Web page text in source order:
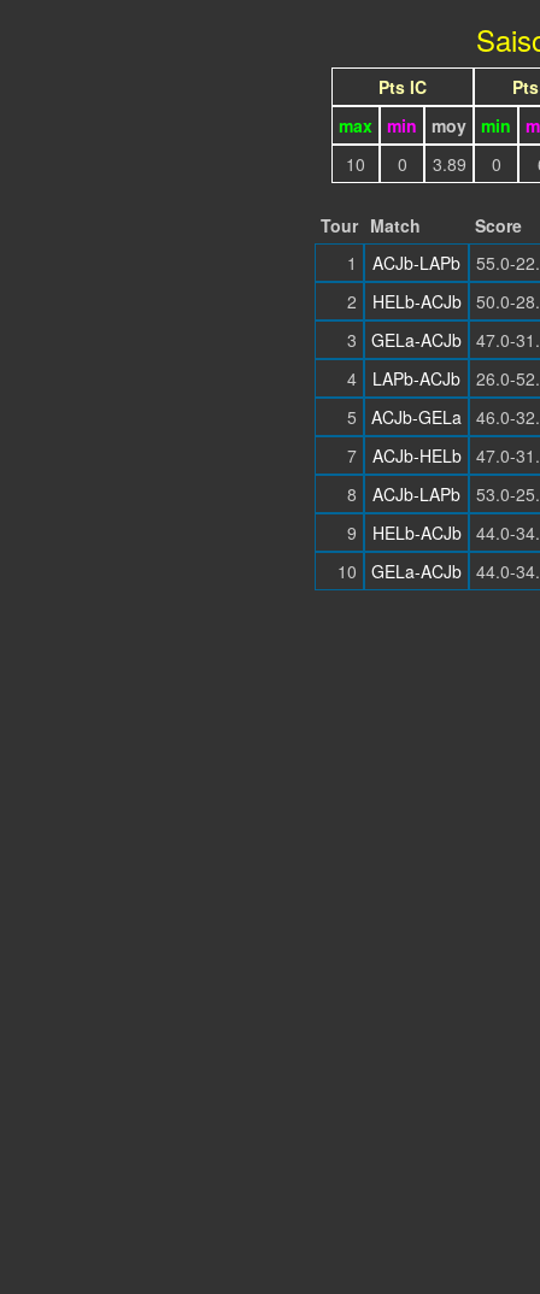
Pts IC
max min moy min
10
0 3.89 0
Tour Match
Score
1
ACJb-LAPb
55.0-
2
HELb-ACJb
50.0-
3
GELa-ACJb 47.0-
4
LAPb-ACJb
26.0-
5
ACJb-GELa 46.0-
7
ACJb-HELb
47.0-
8
ACJb-LAPb
53.0-
9
HELb-ACJb
44.0-
10
GELa-ACJb 44.0-